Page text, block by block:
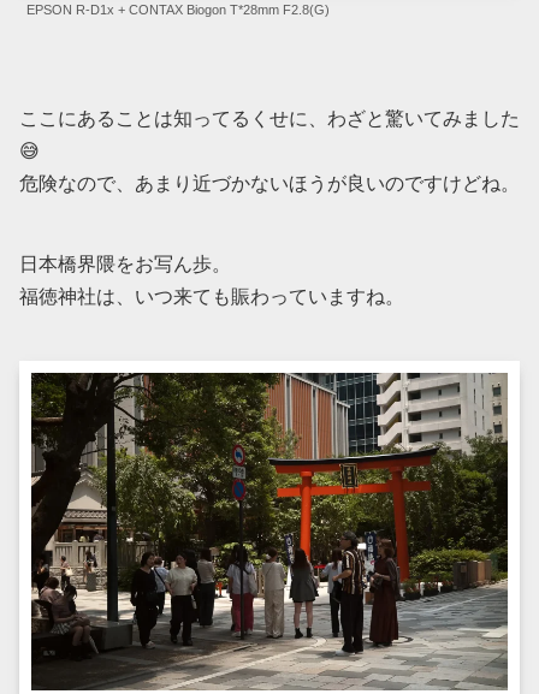
EPSON R-D1x + CONTAX Biogon T*28mm F2.8(G)
ここにあることは知ってるくせに、わざと驚いてみました
😅
危険なので、あまり近づかないほうが良いのですけどね。
日本橋界隈をお写ん歩。
福徳神社は、いつ来ても賑わっていますね。